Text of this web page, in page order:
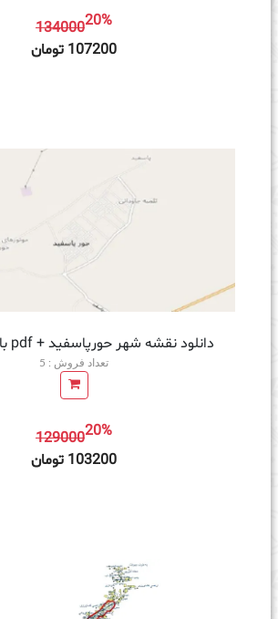
13400020%
107200 تومان
دانلود نقشه شهر حورپاسفید + pdf با کیفیت بالا
تعداد فروش : 5
12900020%
103200 تومان